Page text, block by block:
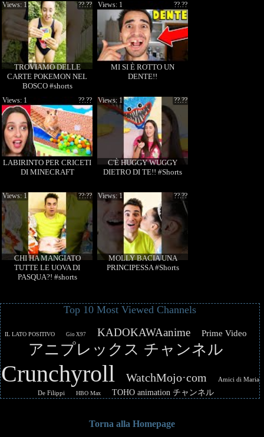
TROVIAMO DELLE
CARTE POKEMON NEL
BOSCO #shorts
??.??
Views: 1
MI SI È ROTTO UN
DENTE!!
??.??
Views: 1
LABIRINTO PER CRICETI
DI MINECRAFT
??.??
Views: 1
C'È HUGGY WUGGY
DIETRO DI TE!! #Shorts
??.??
Views: 1
CHI HA MANGIATO
TUTTE LE UOVA DI
PASQUA?! #shorts
??:??
Views: 1
MOLLY BACIA UNA
PRINCIPESSA #Shorts
??.??
Views: 1
Top 10 Most Viewed Channels
IL LATO POSITIVO Gio X97 KADOKAWAanime Prime Video
アニプレックス チャンネル
Crunchyroll WatchMojo·com
Amici di Maria
De Filippi
HBO Max TOHO animation チャンネル
Torna alla Homepage